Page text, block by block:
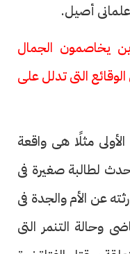
أصيل.
يخاصمون الجمال
التى تدلل على
مثلًا هى واقعة
لطالبة صغيرة فى
عن الأم والجدة فى
وحالة التنمر التى